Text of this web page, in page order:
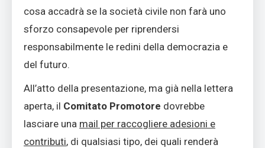
cosa accadrà se la società civile non farà uno
sforzo consapevole per riprendersi
responsabilmente le redini della democrazia e
del futuro.
All’atto della presentazione, ma già nella lettera
aperta, il Comitato Promotore dovrebbe
lasciare una mail per raccogliere adesioni e
contributi, di qualsiasi tipo, dei quali renderà